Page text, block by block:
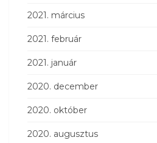
2021. március
2021. február
2021. január
2020. december
2020. október
2020. augusztus